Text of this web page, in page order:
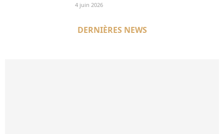
4 juin 2026
DERNIÈRES NEWS